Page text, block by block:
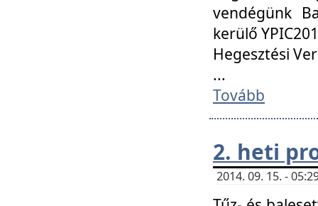
vendégünk
kerülő
Hegesztési
...
Tovább
2. heti
2014. 09. 15. -